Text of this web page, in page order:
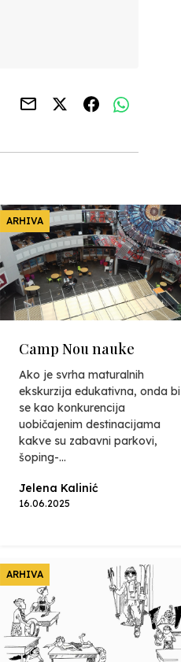
ARHIVA
Camp Nou nauke
Ako je svrha maturalnih
ekskurzija edukativna, onda bi
se kao konkurencija
uobičajenim destinacijama
kakve su zabavni parkovi,
šoping-...
Jelena Kalinić
16.06.2025
ARHIVA